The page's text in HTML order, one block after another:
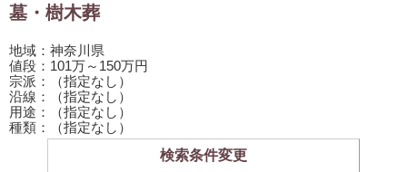
墓・樹木葬
地域：神奈川県
値段：101万～150万円
宗派：（指定なし）
沿線：（指定なし）
用途：（指定なし）
種類：（指定なし）
検索条件変更